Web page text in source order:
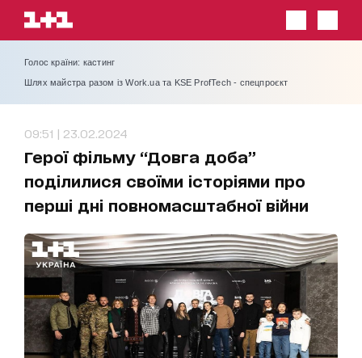
Голос країни: кастинг
Шлях майстра разом із Work.ua та KSE ProfTech - спецпроєкт
09:51 | 23.02.2024
Герої фільму “Довга доба”
поділилися своїми історіями про
перші дні повномасштабної війни